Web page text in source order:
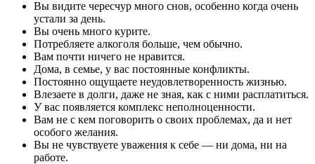
Вы видите чересчур много снов, особенно когда очень
устали за день.
Вы очень много курите.
Потребляете алкоголя больше, чем обычно.
Вам почти ничего не нравится.
Дома, в семье, у вас постоянные конфликты.
Постоянно ощущаете неудовлетворенность жизнью.
Влезаете в долги, даже не зная, как с ними расплатиться.
У вас появляется комплекс неполноценности.
Вам не с кем поговорить о своих проблемах, да и нет
особого желания.
Вы не чувствуете уважения к себе — ни дома, ни на
работе.